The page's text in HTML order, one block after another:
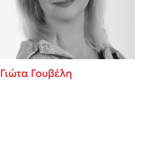
Γιώτα Γουβέλη